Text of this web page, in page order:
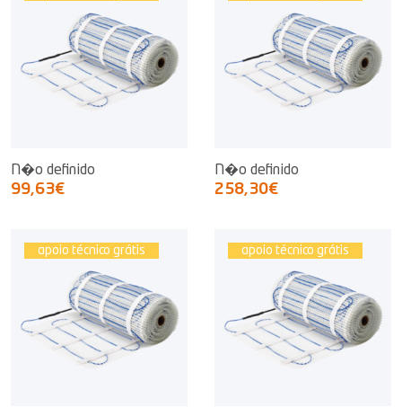
N�o definido
99,63€
N�o definido
258,30€
apoio técnico grátis apoio técnico grátis